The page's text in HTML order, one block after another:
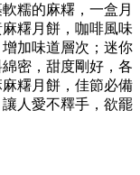
糯的麻糬，一盒月
糬月餅，咖啡風味
加味道層次；迷你
密，甜度剛好，各
糬月餅，佳節必備
人愛不釋手，欲罷